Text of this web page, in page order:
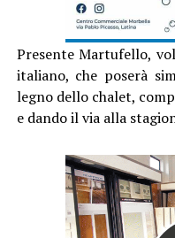
Presente Martufello,
italiano, che poserà
legno dello chalet,
e dando il via alla